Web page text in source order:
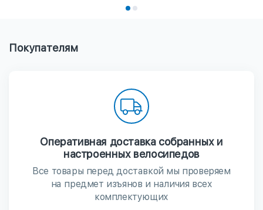
Покупателям
Оперативная доставка собранных и
настроенных велосипедов
Все товары перед доставкой мы проверяем
на предмет изъянов и наличия всех
комплектующих